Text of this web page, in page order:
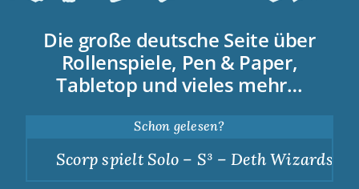
Die große deutsche Seite über
Rollenspiele, Pen & Paper,
Tabletop und vieles mehr…
Schon gelesen?
Scorp spielt Solo – S³ – Deth Wizards –